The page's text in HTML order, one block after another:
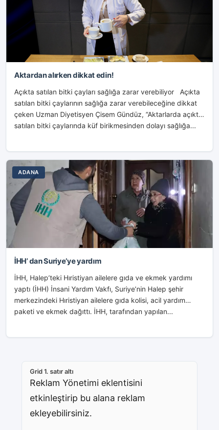
Aktardan alırken dikkat edin!
Açıkta satılan bitki çayları sağlığa zarar verebiliyor Açıkta
satılan bitki çaylarının sağlığa zarar verebileceğine dikkat
çeken Uzman Diyetisyen Çisem Gündüz, “Aktarlarda açıkta
satılan bitki çaylarında küf birikmesinden dolayı sağlığa...
ADANA
İHH’ dan Suriye’ye yardım
İHH, Halep’teki Hıristiyan ailelere gıda ve ekmek yardımı
yaptı (İHH) İnsani Yardım Vakfı, Suriye’nin Halep şehir
merkezindeki Hıristiyan ailelere gıda kolisi, acil yardım
paketi ve ekmek dağıttı. İHH, tarafından yapılan...
Grid 1. satır altı
Reklam Yönetimi eklentisini
etkinleştirip bu alana reklam
ekleyebilirsiniz.